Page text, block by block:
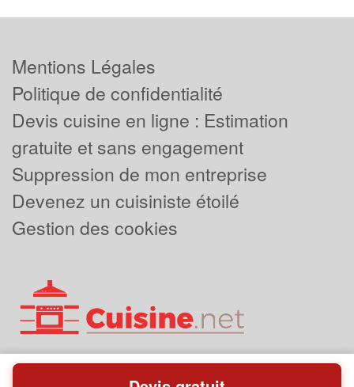
Mentions Légales
Politique de confidentialité
Devis cuisine en ligne : Estimation
gratuite et sans engagement
Suppression de mon entreprise
Devenez un cuisiniste étoilé
Gestion des cookies